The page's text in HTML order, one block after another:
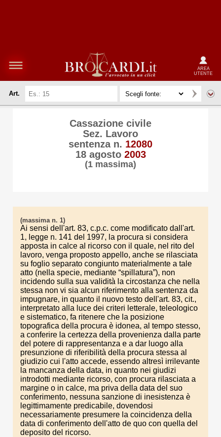
AREA
UTENTE
Art.
Cassazione civile
Sez. Lavoro
sentenza n. 12080
18 agosto 2003
(1 massima)
(massima n. 1)
Ai sensi dell'art. 83, c.p.c. come modificato dall'art.
1, legge n. 141 del 1997, la procura si considera
apposta in calce al ricorso con il quale, nel rito del
lavoro, venga proposto appello, anche se rilasciata
su foglio separato congiunto materialmente a tale
atto (nella specie, mediante “spillatura”), non
incidendo sulla sua validità la circostanza che nella
stessa non vi sia alcun riferimento alla sentenza da
impugnare, in quanto il nuovo testo dell'art. 83, cit.,
interpretato alla luce dei criteri letterale, teleologico
e sistematico, fa ritenere che la posizione
topografica della procura è idonea, al tempo stesso,
a conferire la certezza della provenienza dalla parte
del potere di rappresentanza e a dar luogo alla
presunzione di riferibilità della procura stessa al
giudizio cui l'atto accede, essendo altresì irrilevante
la mancanza della data, in quanto nei giudizi
introdotti mediante ricorso, con procura rilasciata a
margine o in calce, ma priva della data del suo
conferimento, nessuna sanzione di inesistenza è
legittimamente predicabile, dovendosi
necessariamente presumere la coincidenza della
data di conferimento dell'atto de quo con quella del
deposito del ricorso.